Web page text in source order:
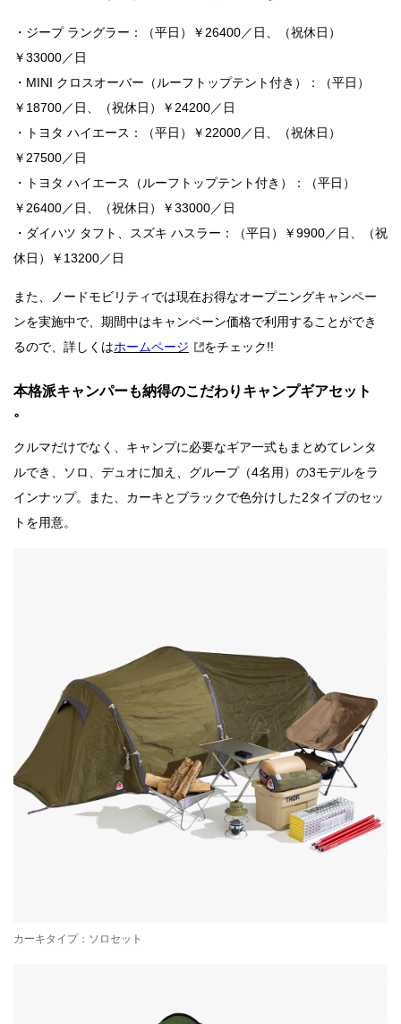
・ジープ ラングラー：（平日）￥26400／日、（祝休日）
￥33000／日
・MINI クロスオーバー（ルーフトップテント付き）：（平日）
￥18700／日、（祝休日）￥24200／日
・トヨタ ハイエース：（平日）￥22000／日、（祝休日）
￥27500／日
・トヨタ ハイエース（ルーフトップテント付き）：（平日）
￥26400／日、（祝休日）￥33000／日
・ダイハツ タフト、スズキ ハスラー：（平日）￥9900／日、（祝
休日）￥13200／日
また、ノードモビリティでは現在お得なオープニングキャンペー
ンを実施中で、期間中はキャンペーン価格で利用することができ
るので、詳しくはホームページ をチェック!!
本格派キャンパーも納得のこだわりキャンプギアセット
。
クルマだけでなく、キャンプに必要なギア一式もまとめてレンタ
ルでき、ソロ、デュオに加え、グループ（4名用）の3モデルをラ
インナップ。また、カーキとブラックで色分けした2タイプのセッ
トを用意。
カーキタイプ：ソロセット